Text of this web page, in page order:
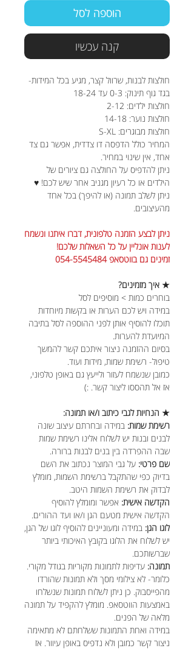
הוספה לסל
קנה עכשיו
חולצות לבנות, שרוול קצר, מגיע בכל המידות-
בגד גוף תינוק: 0-3 עד 18-24
חולצות ילדים: 2-12
חולצות נוער: 14-18
חולצות מבוגרים: S-XL
המחיר כולל הדפסה דו צדדית, אפשר גם צד
אחד, אין שינוי במחיר.
ניתן להדפיס על החולצה גם ציורים של
הילדים או כל רעיון מגניב אחר שיש לכם! ♥
ניתן לשלב תמונה (או להיפך) בכל אחד
מהעיצובים.
ניתן לבצע הזמנה טלפונית, דברו איתנו ונשמח
לענות אונליין על כל השאלות שלכם!
זמינים גם בווטסאפ 054-5545484
★ איך מזמינים?
בוחרים כמות > מוסיפים לסל
במידה ויש לכם הערות או בקשות מיוחדות
תוכלו להוסיף אותן לפני ההוספה לסל בתיבה
המיועדת להערות.
בסיום ההזמנה ניצור איתכם קשר להמשך
טיפול- רשימת שמות, מידות ועוד.
כמובן שנשמח לעזור ולייעץ גם באופן טלפוני,
אז אל תהססו ליצור קשר. :)
★ הנחיות לגבי כיתוב ו/או תמונה:
רשימת שמות: במידה ובחרתם עיצוב שונה
לבנים ובנות יש לשלוח אלינו רשימת שמות
שבה ההפרדה בין בנים לבנות ברורה.
שם פרטי: על גבי המוצר נכתוב את השם
בדיוק כפי שהתקבל ברשימת השמות, מומלץ
לבדוק את רשימת השמות היטב.
הקדשה אישית: אפשר ומומלץ להוסיף
הקדשה אישית מטעם הגן ו/או ועד ההורים.
לוגו הגן: במידה ומעוניינים להוסיף לוגו של הגן,
יש לשלוח את הלוגו בקובץ האיכותי ביותר
שברשותכם.
תמונה: עדיפות לתמונות מקוריות בגודל מקורי.
כלומר- לא צילומי מסך ולא תמונות שהורדו
מהפייסבוק. כן ניתן לשלוח תמונות שנשלחו
באמצעות הווטסאפ. מומלץ להקפיד על תמונה
מלאה של הפנים.
במידה ואחת התמונות ששלחתם לא מתאימה
ניצור קשר כמובן ולא נדפיס באופן עיוור. אז